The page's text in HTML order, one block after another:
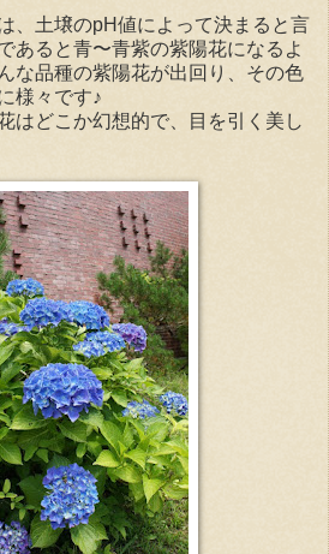
、土壌のpH値によって決まると言
あると青〜青紫の紫陽花になるよ
な品種の紫陽花が出回り、その色
様々です♪
はどこか幻想的で、目を引く美し